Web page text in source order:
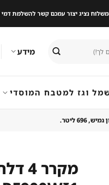
נציג יצור עמכם קשר להשלמת
מידע
וגז למטבח המוסדי